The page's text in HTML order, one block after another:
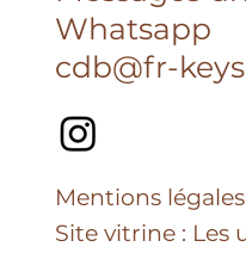
Dubaï : +971
France : +33
Messages
Whatsapp
cdb@fr-